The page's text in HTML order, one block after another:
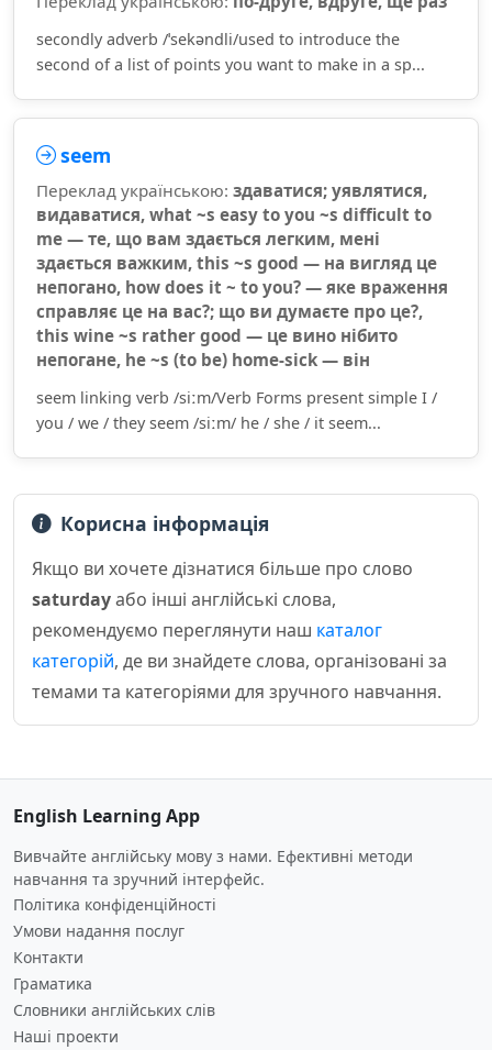
secondly adverb /ˈsekəndli/used to introduce the
second of a list of points you want to make in a sp...
seem
Переклад українською: здаватися; уявлятися,
видаватися, what ~s easy to you ~s difficult to
me — те, що вам здається легким, мені
здається важким, this ~s good — на вигляд це
непогано, how does it ~ to you? — яке враження
справляє це на вас?; що ви думаєте про це?,
this wine ~s rather good — це вино нібито
непогане, he ~s (to be) home-sick — він
seem linking verb /siːm/Verb Forms present simple I /
you / we / they seem /siːm/ he / she / it seem...
Корисна інформація
Якщо ви хочете дізнатися більше про слово
saturdayабо інші англійські слова,
рекомендуємо переглянути наш каталог
категорій, де ви знайдете слова, організовані за
темами та категоріями для зручного навчання.
English Learning App
Вивчайте англійську мову з нами. Ефективні методи
навчання та зручний інтерфейс.
Політика конфіденційності
Умови надання послуг
Контакти
Граматика
Словники англійських слів
Наші проекти